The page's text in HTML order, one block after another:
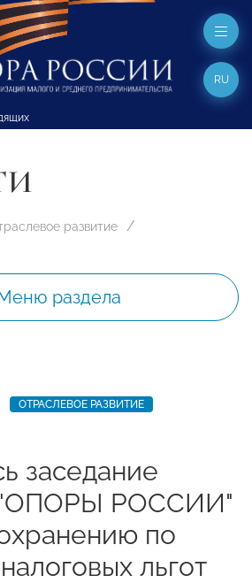
RU
развитие
раздела
ОТРАСЛЕВОЕ РАЗВИТИЕ
заседание
"ОПОРЫ РОССИИ"
по
льгот